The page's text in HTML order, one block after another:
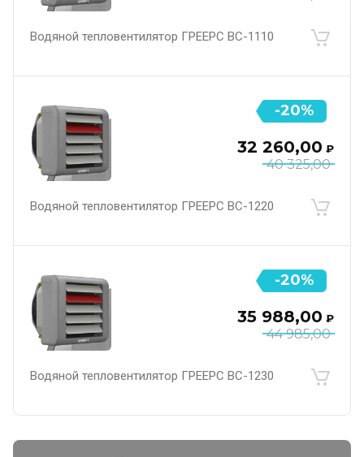
Водяной тепловентилятор ГРЕЕРС ВС-1110
40 325,00
32 260,00 ₽
Водяной тепловентилятор ГРЕЕРС ВС-1220
-20%
44 985,00
35 988,00 ₽
Водяной тепловентилятор ГРЕЕРС ВС-1230
-20%